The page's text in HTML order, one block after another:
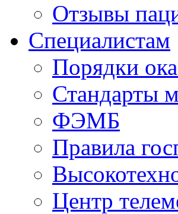
Отзывы
Специалистам
Порядки
Стандарты
ФЭМБ
Правила
Центр